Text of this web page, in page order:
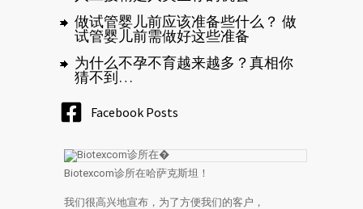
做试管婴儿前应该准备些什么？ 做
试管婴儿前需做好这些准备
为什么不孕不育越来越多？真相你
猜不到…
Facebook Posts
Biotexcom诊所在哈萨克斯坦！
我们很高兴地宣布，为了方便我们的客户，